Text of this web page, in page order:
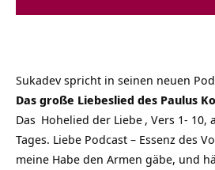
Sukadev spricht in seinen neuen
Das große Liebeslied des Paulus
Das Hohelied der Liebe , Vers 1- 10,
Tages. Liebe Podcast – Essenz des
meine Habe den Armen gäbe, und